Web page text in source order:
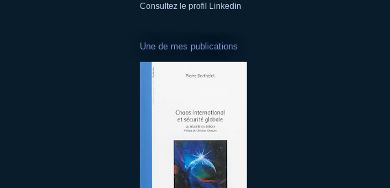
Consultez le profil Linkedin
Une de mes publications